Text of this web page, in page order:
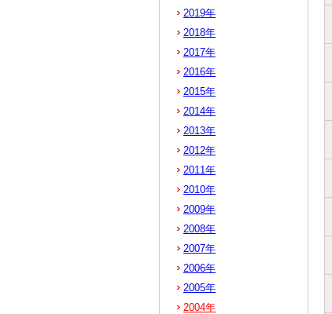
2019年
2018年
2017年
2016年
2015年
2014年
2013年
2012年
2011年
2010年
2009年
2008年
2007年
2006年
2005年
2004年